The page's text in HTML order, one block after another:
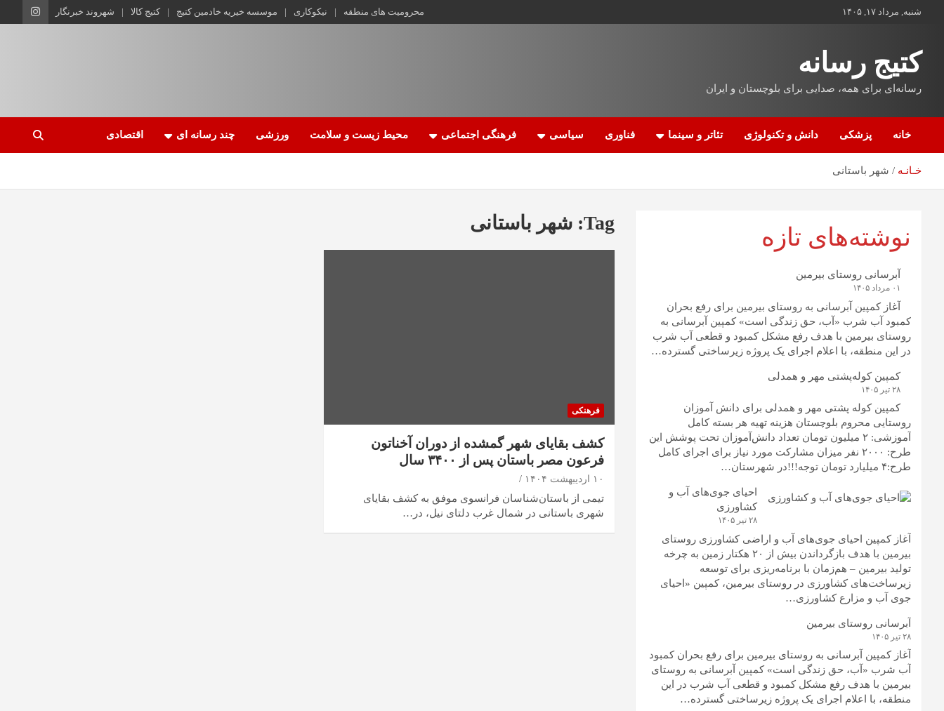
شنبه, مرداد ۱۷, ۱۴۰۵ محرومیت های منطقه نیکوکاری موسسه خیریه خادمین کتیج کتیج کالا شهروند خبرنگار
کتیج رسانه
رسانه‌ای برای همه، صدایی برای بلوچستان و ایران
خانه پزشکی دانش و تکنولوژی تئاتر و سینما فناوری سیاسی فرهنگی اجتماعی محیط زیست و سلامت ورزشی چند رسانه ای اقتصادی
خـانـه شهر باستانی
Tag: شهر باستانی
فرهنکی
کشف بقایای شهر گمشده از دوران آخناتون
فرعون مصر باستان پس از ۳۴۰۰ سال
۱۰ اردیبهشت ۱۴۰۴
تیمی از باستان‌شناسان فرانسوی موفق به کشف بقایای
شهری باستانی در شمال غرب دلتای نیل، در…
نوشته‌های تازه
آبرسانی روستای بیرمین
۰۱ مرداد ۱۴۰۵
آغاز کمپین آبرسانی به روستای بیرمین برای رفع بحران
کمبود آب شرب «آب، حق زندگی است» کمپین آبرسانی به
روستای بیرمین با هدف رفع مشکل کمبود و قطعی آب شرب
در این منطقه، با اعلام اجرای یک پروژه زیرساختی گسترده…
کمپین کوله‌پشتی مهر و همدلی
۲۸ تیر ۱۴۰۵
کمپین کوله‌ پشتی مهر و همدلی برای دانش آموزان
روستایی محروم بلوچستان هزینه تهیه هر بسته کامل
آموزشی: ۲ میلیون تومان تعداد دانش‌آموزان تحت پوشش این
طرح: ۲۰۰۰ نفر میزان مشارکت مورد نیاز برای اجرای کامل
طرح:۴ میلیارد تومان توجه!!!در شهرستان…
احیای جوی‌های آب و
کشاورزی
۲۸ تیر ۱۴۰۵
آغاز کمپین احیای جوی‌های آب و اراضی کشاورزی روستای
بیرمین با هدف بازگرداندن بیش از ۲۰ هکتار زمین به چرخه
تولید بیرمین – هم‌زمان با برنامه‌ریزی برای توسعه
زیرساخت‌های کشاورزی در روستای بیرمین، کمپین «احیای
جوی آب و مزارع کشاورزی…
آبرسانی روستای بیرمین
۲۸ تیر ۱۴۰۵
آغاز کمپین آبرسانی به روستای بیرمین برای رفع بحران کمبود
آب شرب «آب، حق زندگی است» کمپین آبرسانی به روستای
بیرمین با هدف رفع مشکل کمبود و قطعی آب شرب در این
منطقه، با اعلام اجرای یک پروژه زیرساختی گسترده…